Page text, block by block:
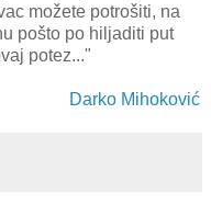
možete potrošiti, na
pošto po hiljaditi put
potez..."
Darko Mihoković